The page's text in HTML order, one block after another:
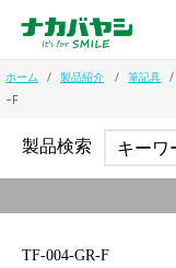
ホーム 製品紹介 筆記具
−F
TF-004-GR-F
製品検索